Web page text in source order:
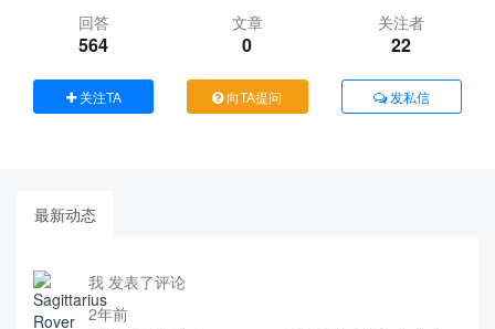
回答
564
文章
0
关注者
22
关注TA 向TA提问 发私信
最新动态
我 发表了评论
2年前